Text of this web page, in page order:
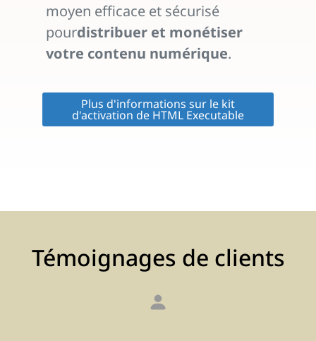
moyen efficace et sécurisé
pourdistribuer et monétiser
votre contenu numérique.
Plus d'informations sur le kit
d'activation de HTML Executable
Témoignages de clients